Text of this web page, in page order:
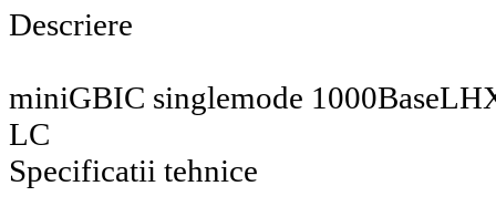
Descriere
miniGBIC singlemode
LC
Specificatii tehnice